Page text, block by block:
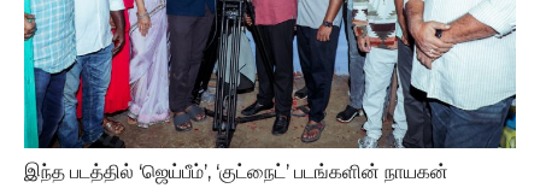
இந்த படத்தில் ‘ஜெய்பீம்’, ‘குட்நைட்’ படங்களின் நாயகன்